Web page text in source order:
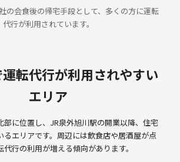
の会食後の帰宅手段として、多くの方に運転
代行が利用されています。
転代行が利用されやすい
エリア
部に位置し、JR泉外旭川駅の開業以降、住宅
るエリアです。周辺には飲食店や居酒屋が点
行の利用が増える傾向があります。